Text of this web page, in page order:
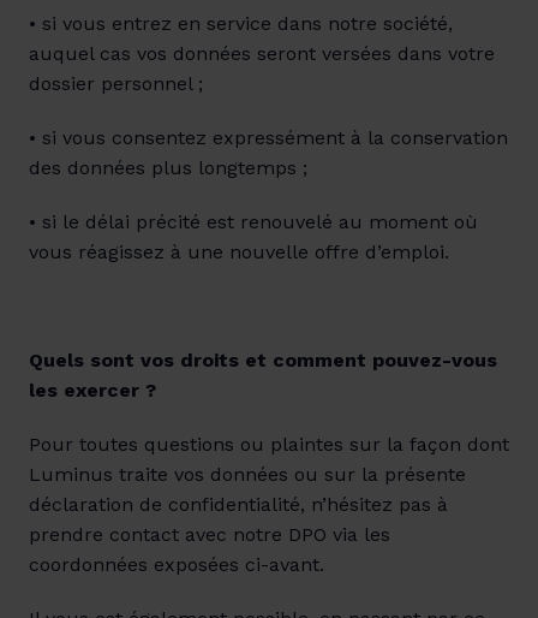
• si vous entrez en service dans notre société,
auquel cas vos données seront versées dans votre
dossier personnel ;
• si vous consentez expressément à la conservation
des données plus longtemps ;
• si le délai précité est renouvelé au moment où
vous réagissez à une nouvelle offre d’emploi.
Quels sont vos droits et comment pouvez-vous
les exercer ?
Pour toutes questions ou plaintes sur la façon dont
Luminus traite vos données ou sur la présente
déclaration de confidentialité, n’hésitez pas à
prendre contact avec notre DPO via les
coordonnées exposées ci-avant.